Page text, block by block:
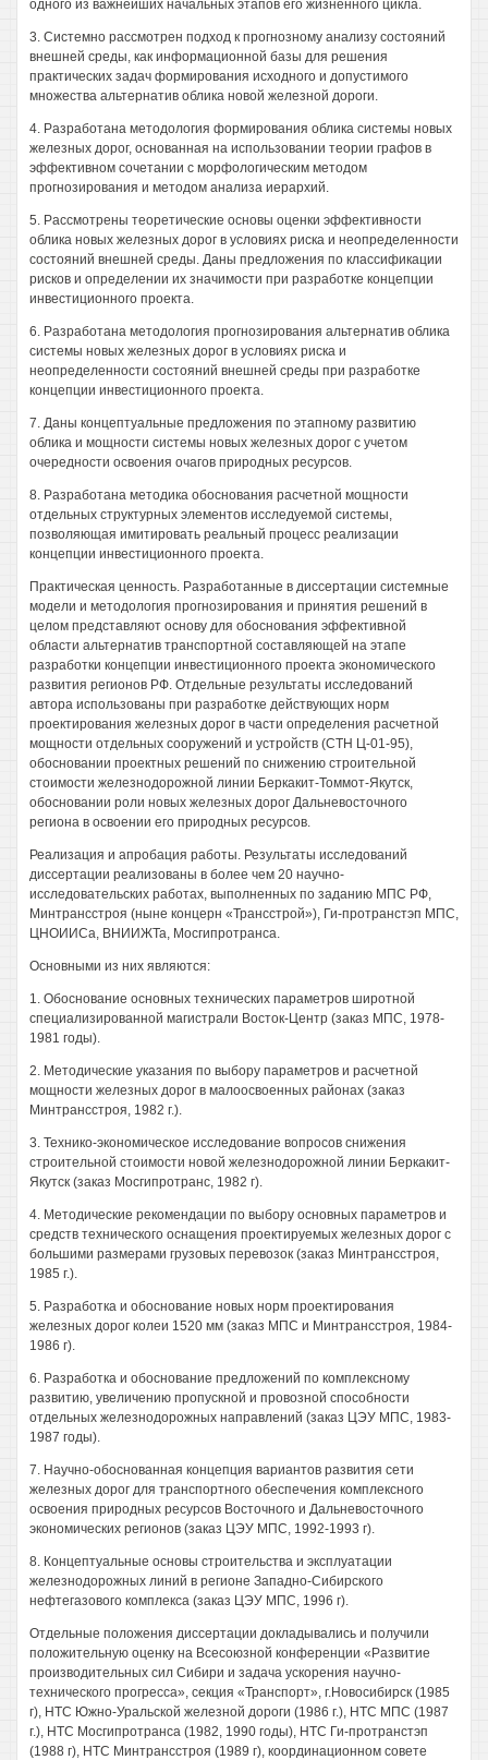
одного из важнейших начальных этапов его жизненного цикла.
3. Системно рассмотрен подход к прогнозному анализу состояний
внешней среды, как информационной базы для решения
практических задач формирования исходного и допустимого
множества альтернатив облика новой железной дороги.
4. Разработана методология формирования облика системы новых
железных дорог, основанная на использовании теории графов в
эффективном сочетании с морфологическим методом
прогнозирования и методом анализа иерархий.
5. Рассмотрены теоретические основы оценки эффективности
облика новых железных дорог в условиях риска и неопределенности
состояний внешней среды. Даны предложения по классификации
рисков и определении их значимости при разработке концепции
инвестиционного проекта.
6. Разработана методология прогнозирования альтернатив облика
системы новых железных дорог в условиях риска и
неопределенности состояний внешней среды при разработке
концепции инвестиционного проекта.
7. Даны концептуальные предложения по этапному развитию
облика и мощности системы новых железных дорог с учетом
очередности освоения очагов природных ресурсов.
8. Разработана методика обоснования расчетной мощности
отдельных структурных элементов исследуемой системы,
позволяющая имитировать реальный процесс реализации
концепции инвестиционного проекта.
Практическая ценность. Разработанные в диссертации системные
модели и методология прогнозирования и принятия решений в
целом представляют основу для обоснования эффективной
области альтернатив транспортной составляющей на этапе
разработки концепции инвестиционного проекта экономического
развития регионов РФ. Отдельные результаты исследований
автора использованы при разработке действующих норм
проектирования железных дорог в части определения расчетной
мощности отдельных сооружений и устройств (СТН Ц-01-95),
обосновании проектных решений по снижению строительной
стоимости железнодорожной линии Беркакит-Томмот-Якутск,
обосновании роли новых железных дорог Дальневосточного
региона в освоении его природных ресурсов.
Реализация и апробация работы. Результаты исследований
диссертации реализованы в более чем 20 научно-
исследовательских работах, выполненных по заданию МПС РФ,
Минтрансстроя (ныне концерн «Трансстрой»), Ги-протранстэп МПС,
ЦНОИИСа, ВНИИЖТа, Мосгипротранса.
Основными из них являются:
1. Обоснование основных технических параметров широтной
специализированной магистрали Восток-Центр (заказ МПС, 1978-
1981 годы).
2. Методические указания по выбору параметров и расчетной
мощности железных дорог в малоосвоенных районах (заказ
Минтрансстроя, 1982 г.).
3. Технико-экономическое исследование вопросов снижения
строительной стоимости новой железнодорожной линии Беркакит-
Якутск (заказ Мосгипротранс, 1982 г).
4. Методические рекомендации по выбору основных параметров и
средств технического оснащения проектируемых железных дорог с
большими размерами грузовых перевозок (заказ Минтрансстроя,
1985 г.).
5. Разработка и обоснование новых норм проектирования
железных дорог колеи 1520 мм (заказ МПС и Минтрансстроя, 1984-
1986 г).
6. Разработка и обоснование предложений по комплексному
развитию, увеличению пропускной и провозной способности
отдельных железнодорожных направлений (заказ ЦЭУ МПС, 1983-
1987 годы).
7. Научно-обоснованная концепция вариантов развития сети
железных дорог для транспортного обеспечения комплексного
освоения природных ресурсов Восточного и Дальневосточного
экономических регионов (заказ ЦЭУ МПС, 1992-1993 г).
8. Концептуальные основы строительства и эксплуатации
железнодорожных линий в регионе Западно-Сибирского
нефтегазового комплекса (заказ ЦЭУ МПС, 1996 г).
Отдельные положения диссертации докладывались и получили
положительную оценку на Всесоюзной конференции «Развитие
производительных сил Сибири и задача ускорения научно-
технического прогресса», секция «Транспорт», г.Новосибирск (1985
г), НТС Южно-Уральской железной дороги (1986 г.), НТС МПС (1987
г.), НТС Мосгипротранса (1982, 1990 годы), НТС Ги-протранстэп
(1988 г), НТС Минтрансстроя (1989 г), координационном совете